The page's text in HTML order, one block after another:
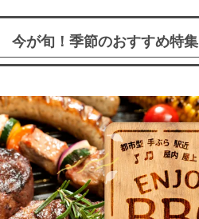
今が旬！季節のおすすめ特集